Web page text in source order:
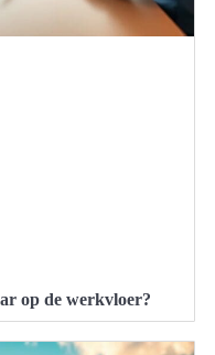
op de werkvloer?